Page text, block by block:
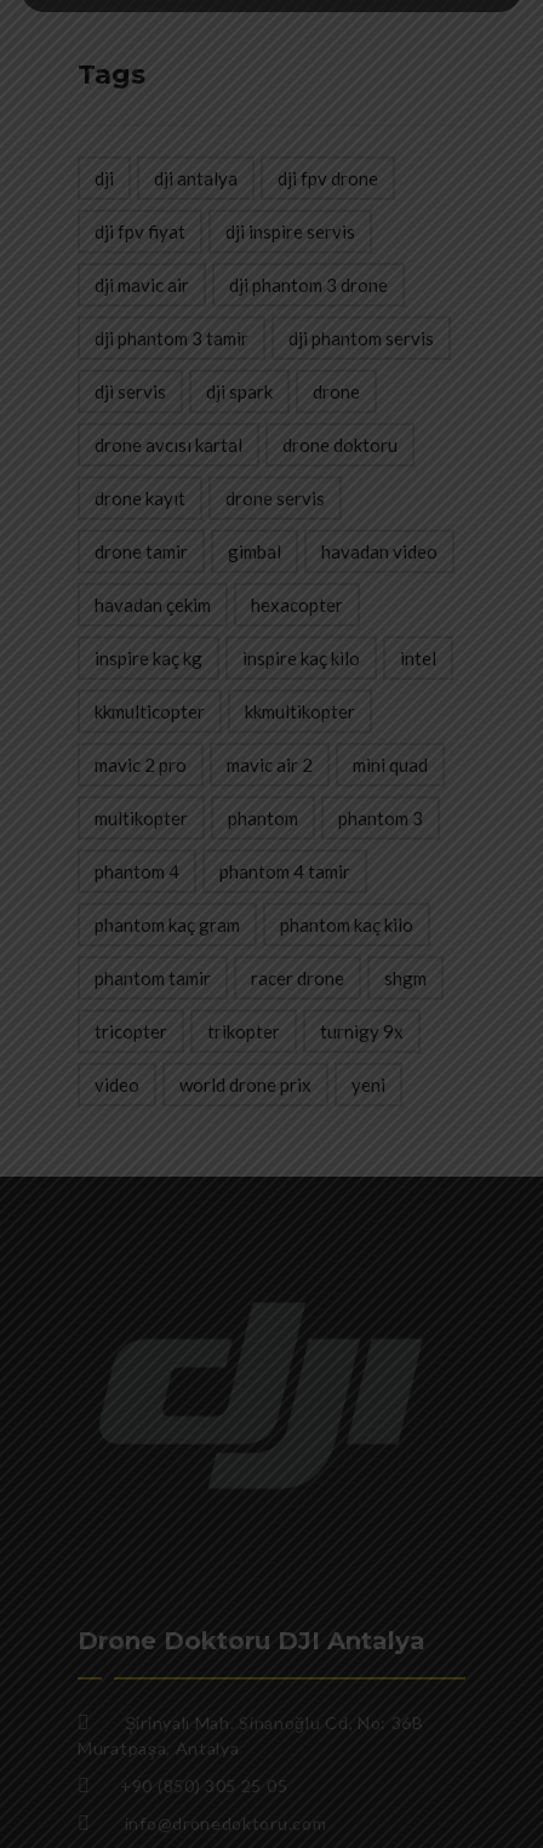
Tags
dji dji antalya dji fpv drone
dji fpv fiyat dji inspire servis
dji mavic air dji phantom 3 drone
dji phantom 3 tamir dji phantom servis
dji servis dji spark drone
drone avcısı kartal drone doktoru
drone kayıt drone servis
drone tamir gimbal havadan video
havadan çekim hexacopter
inspire kaç kg inspire kaç kilo intel
kkmulticopter kkmultikopter
mavic 2 pro mavic air 2 mini quad
multikopter phantom phantom 3
phantom 4 phantom 4 tamir
phantom kaç gram phantom kaç kilo
phantom tamir racer drone shgm
tricopter trikopter turnigy 9x
video world drone prix yeni
Drone Doktoru DJI Antalya
Şirinyalı Mah. Sinanoğlu Cd, No: 36B
Muratpaşa, Antalya
+90 (850) 305 25 05
info@dronedoktoru.com